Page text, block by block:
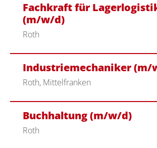
Fachkraft für
(m/w/d)
Roth
Industriemechaniker (m/
Roth, Mittelfranken
Buchhaltung (m/w/d)
Roth